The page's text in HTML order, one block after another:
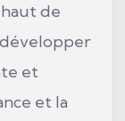
de
et
et la